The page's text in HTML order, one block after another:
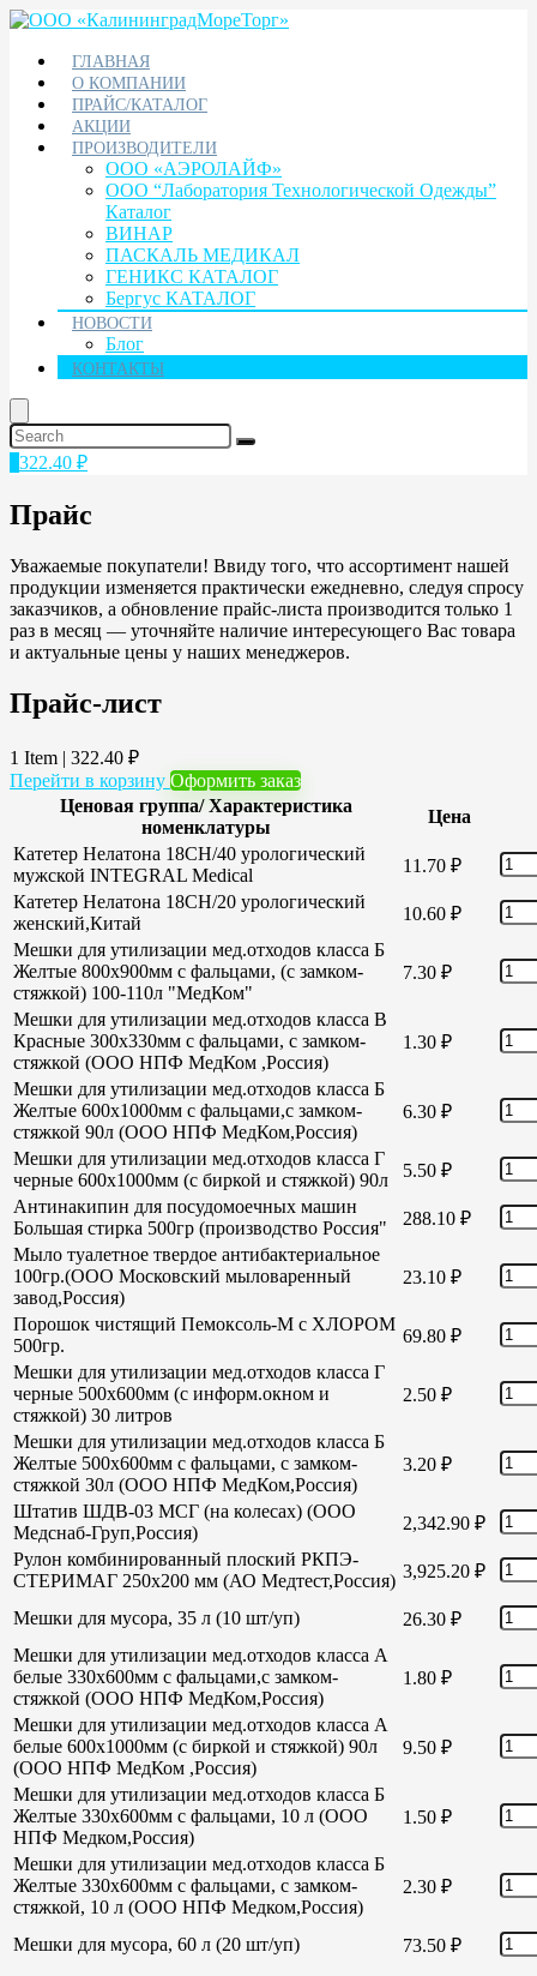
ГЛАВНАЯ
О КОМПАНИИ
ПРАЙС/КАТАЛОГ
АКЦИИ
ПРОИЗВОДИТЕЛИ
ООО «АЭРОЛАЙФ»
ООО “Лаборатория Технологической Одежды”
Каталог
ВИНАР
ПАСКАЛЬ МЕДИКАЛ
ГЕНИКС КАТАЛОГ
Бергус КАТАЛОГ
НОВОСТИ
Блог
КОНТАКТЫ
322.40 ₽
Прайс
Уважаемые покупатели! Ввиду того, что ассортимент нашей
продукции изменяется практически ежедневно, следуя спросу
заказчиков, а обновление прайс-листа производится только 1
раз в месяц — уточняйте наличие интересующего Вас товара
и актуальные цены у наших менеджеров.
Прайс-лист
1 Item | 322.40 ₽
Перейти в корзину Оформить заказ
Ценовая группа/ Характеристика
номенклатуры
Цена
Катетер Нелатона 18CH/40 урологический
мужской INTEGRAL Medical
11.70 ₽
Катетер Нелатона 18CH/20 урологический
женский,Китай
10.60 ₽
Мешки для утилизации мед.отходов класса Б
Желтые 800х900мм с фальцами, (с замком-
стяжкой) 100-110л "МедКом"
7.30 ₽
Мешки для утилизации мед.отходов класса В
Красные 300х330мм с фальцами, с замком-
стяжкой (ООО НПФ МедКом ,Россия)
1.30 ₽
Мешки для утилизации мед.отходов класса Б
Желтые 600х1000мм с фальцами,с замком-
стяжкой 90л (ООО НПФ МедКом,Россия)
6.30 ₽
Мешки для утилизации мед.отходов класса Г
черные 600х1000мм (с биркой и стяжкой) 90л
5.50 ₽
Антинакипин для посудомоечных машин
Большая стирка 500гр (производство Россия"
288.10 ₽
Мыло туалетное твердое антибактериальное
100гр.(ООО Московский мыловаренный
завод,Россия)
23.10 ₽
Порошок чистящий Пемоксоль-М с ХЛОРОМ
500гр.
69.80 ₽
Мешки для утилизации мед.отходов класса Г
черные 500х600мм (с информ.окном и
стяжкой) 30 литров
2.50 ₽
Мешки для утилизации мед.отходов класса Б
Желтые 500х600мм с фальцами, с замком-
стяжкой 30л (ООО НПФ МедКом,Россия)
3.20 ₽
Штатив ШДВ-03 МСГ (на колесах) (ООО
Медснаб-Груп,Россия)
2,342.90 ₽
Рулон комбинированный плоский РКПЭ-
СТЕРИМАГ 250х200 мм (АО Медтест,Россия) 3,925.20 ₽
Мешки для мусора, 35 л (10 шт/уп) 26.30 ₽
Мешки для утилизации мед.отходов класса А
белые 330х600мм с фальцами,с замком-
стяжкой (ООО НПФ МедКом,Россия)
1.80 ₽
Мешки для утилизации мед.отходов класса А
белые 600х1000мм (с биркой и стяжкой) 90л
(ООО НПФ МедКом ,Россия)
9.50 ₽
Мешки для утилизации мед.отходов класса Б
Желтые 330х600мм с фальцами, 10 л (ООО
НПФ Медком,Россия)
1.50 ₽
Мешки для утилизации мед.отходов класса Б
Желтые 330х600мм с фальцами, с замком-
стяжкой, 10 л (ООО НПФ Медком,Россия)
2.30 ₽
Мешки для мусора, 60 л (20 шт/уп) 73.50 ₽